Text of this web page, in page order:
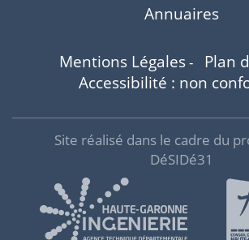
Annuaires
Mentions Légales- Plan
Accessibilité : non
Site réalisé dans le cadre du
DéSIDé31